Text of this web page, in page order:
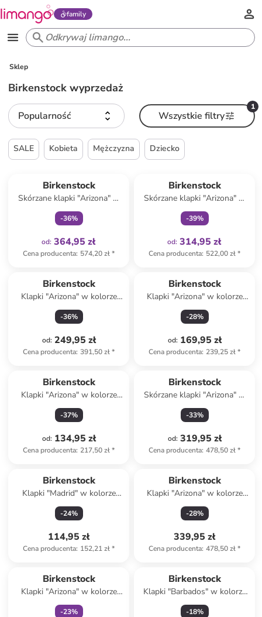
family
Sklep
Birkenstock wyprzedaż
Popularność
1
Wszystkie filtry
SALE Kobieta Mężczyzna Dziecko
Birkenstock
Skórzane klapki "Arizona" w
kolorze brązowym
-36%
od: 364,95 zł
Cena producenta: 574,20 zł*
Birkenstock
Skórzane klapki "Arizona" w
kolorze czarnym
-39%
od: 314,95 zł
Cena producenta: 522,00 zł*
Birkenstock
Klapki "Arizona" w kolorze
granatowym
-36%
od: 249,95 zł
Cena producenta: 391,50 zł*
Birkenstock
Klapki "Arizona" w kolorze
czarnym
-28%
od: 169,95 zł
Cena producenta: 239,25 zł*
Birkenstock
Klapki "Arizona" w kolorze
granatowym
-37%
od: 134,95 zł
Cena producenta: 217,50 zł*
Birkenstock
Skórzane klapki "Arizona" w
kolorze ciemnobrązowym
-33%
od: 319,95 zł
Cena producenta: 478,50 zł*
Birkenstock
Klapki "Madrid" w kolorze
niebieskim
-24%
114,95 zł
Cena producenta: 152,21 zł*
Birkenstock
Klapki "Arizona" w kolorze
szarym
-28%
339,95 zł
Cena producenta: 478,50 zł*
Birkenstock
Klapki "Arizona" w kolorze
khaki
-23%
Birkenstock
Klapki "Barbados" w kolorze
czarnym
-18%